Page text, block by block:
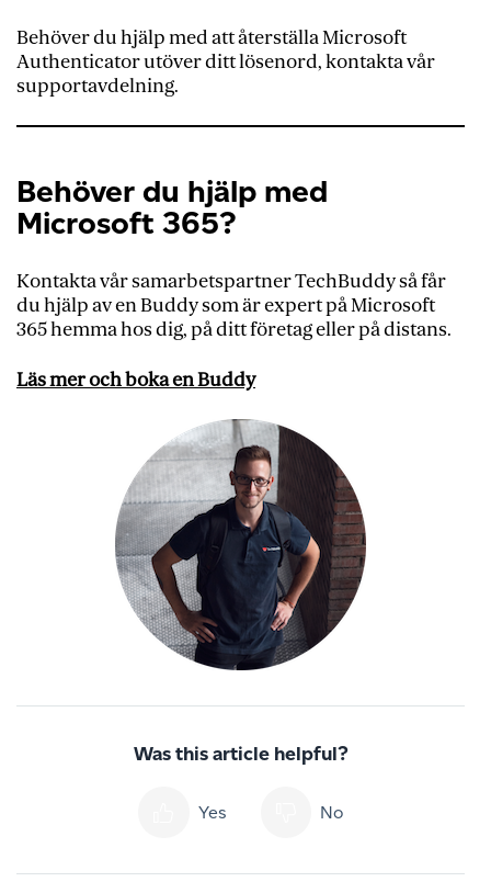
Behöver du hjälp med att återställa Microsoft
Authenticator utöver ditt lösenord, kontakta vår
supportavdelning.
Behöver du hjälp med
Microsoft 365?
Kontakta vår samarbetspartner TechBuddy så får
du hjälp av en Buddy som är expert på Microsoft
365 hemma hos dig, på ditt företag eller på distans.
Läs mer och boka en Buddy
Was this article helpful?
Yes No